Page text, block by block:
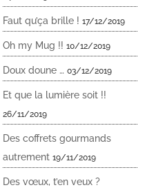
Faut qu’ça brille ! 17/12/2019
Oh my Mug !! 10/12/2019
Doux doune … 03/12/2019
Et que la lumière soit !!
26/11/2019
Des coffrets gourmands
autrement 19/11/2019
Des vœux, t’en veux ?